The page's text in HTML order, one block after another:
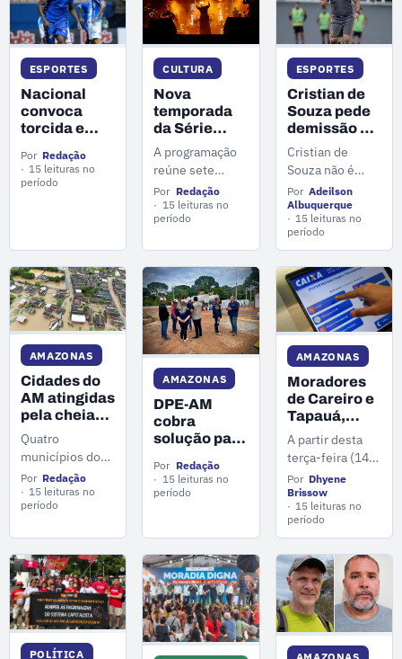
ESPORTES
Nacional
convoca
torcida e
sorteia
ingressos e
semana da
final da Copa
Norte
Por Redação
15 leituras no
período
CULTURA
Nova
temporada
da Série
Encontro
das Águas
leva pop,
rock e trilhas
de cinema
Amazonas
A programação
reúne sete
espetáculos
inéditos que
misturam
pop, cinema e
balé.
Por Redação
15 leituras no
período
ESPORTES
Cristian de
Souza pede
demissão do
Amazonas
para ser
treinador do
Santa Cruz
Cristian de
Souza não é
mais técnico do
Amazonas FC.
Por Adeilson
Albuquerque
15 leituras no
período
AMAZONAS
Cidades do
AM atingidas
pela cheia
recebem R$
4 milhões em
repasses
federais
Quatro
municípios do
Amazonas
recebem quase
R$ 4 milhões em
ações de
enfrentamento a
cheia dos rios.
Por Redação
15 leituras no
período
AMAZONAS
DPE-AM
cobra
solução para
Humaitá e
avalia ação
danos
coletivos
Por Redação
15 leituras no
período
AMAZONAS
Moradores
de Careiro e
Tapauá,
cidades
atingidas por
inundações,
podem
solicitar
saque do
FGTS
A partir desta
terça-feira (14)
os moradores
dos municípios
de Careiro e
Tapauá, no
podem solicitar
o saque do FGTS
devido a
calamidade
causada pelas
inundações e
Por Dhyene
Brissow
15 leituras no
período
POLÍTICA